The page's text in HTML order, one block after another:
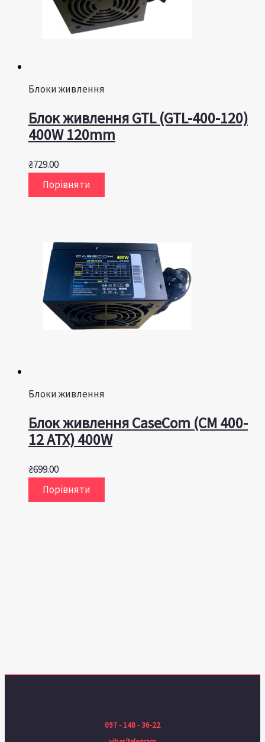
Блоки живлення
Блок живлення GTL (GTL-400-120)
400W 120mm
₴729.00
Порівняти
Блоки живлення
Блок живлення CaseCom (CM 400-
12 ATX) 400W
₴699.00
Порівняти
097 - 148 - 36-22